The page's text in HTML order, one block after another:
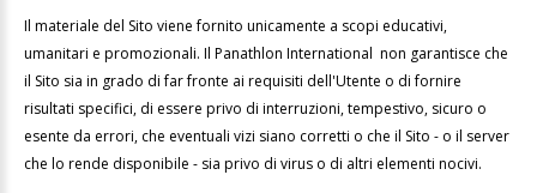
Il materiale del Sito viene fornito unicamente a scopi educativi,
umanitari e promozionali. Il Panathlon International non garantisce che
il Sito sia in grado di far fronte ai requisiti dell'Utente o di fornire
risultati specifici, di essere privo di interruzioni, tempestivo, sicuro o
esente da errori, che eventuali vizi siano corretti o che il Sito - o il server
che lo rende disponibile - sia privo di virus o di altri elementi nocivi.